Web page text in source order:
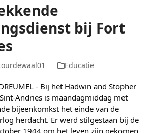
bij Fort
Educatie
- Bij het Hadwin and Stopher
Andries is maandagmiddag met
bijeenkomkst het einde van de
herdacht. Er werd stilgestaan bij de